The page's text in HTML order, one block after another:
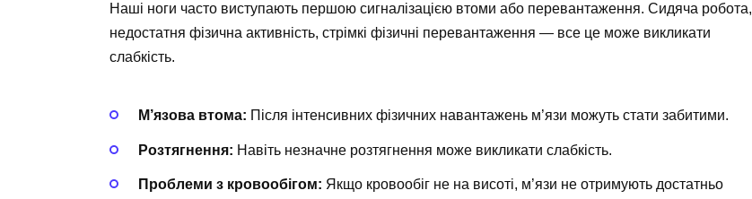
Наші ноги часто виступають першою сигналізацією втоми або перевантаження. Сидяча робота,
недостатня фізична активність, стрімкі фізичні перевантаження — все це може викликати
слабкість.
М’язова втома: Після інтенсивних фізичних навантажень м’язи можуть стати забитими.
Розтягнення: Навіть незначне розтягнення може викликати слабкість.
Проблеми з кровообігом: Якщо кровообіг не на висоті, м’язи не отримують достатньо